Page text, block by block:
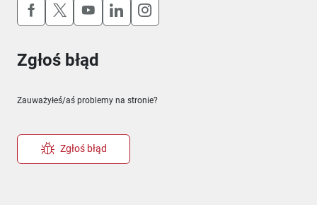
Uwaga, link otworzy się w nowym oknie
Uwaga, link otworzy się w nowym oknie
Uwaga, link otworzy się w nowym
Uwaga, link otworzy się w
Uwaga, link otworzy się w
Zgłoś błąd
Zauważyłeś/aś problemy na stronie?
Zgłoś błąd